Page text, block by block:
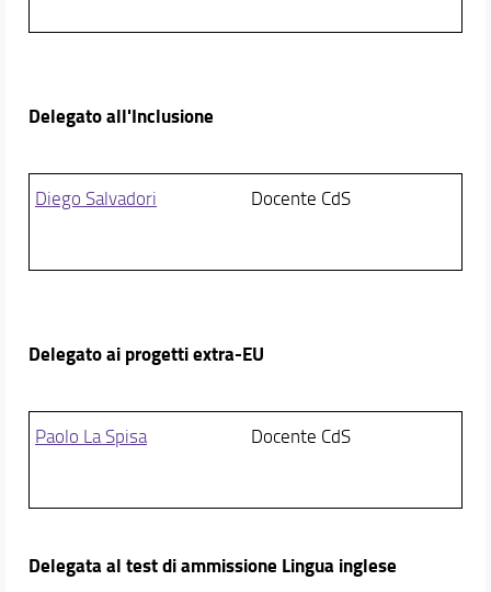
Delegato all'Inclusione
Diego Salvadori Docente CdS
Delegato ai progetti extra-EU
Paolo La Spisa Docente CdS
Delegata al test di ammissione Lingua inglese